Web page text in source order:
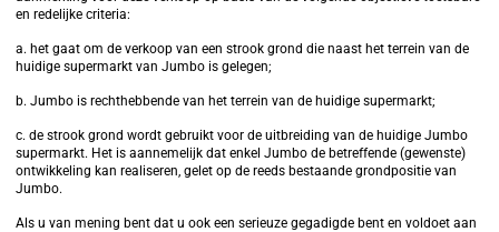
en redelijke criteria:
a. het gaat om de verkoop van een strook grond die naast het terrein van de
huidige supermarkt van Jumbo is gelegen;
b. Jumbo is rechthebbende van het terrein van de huidige supermarkt;
c. de strook grond wordt gebruikt voor de uitbreiding van de huidige Jumbo
supermarkt. Het is aannemelijk dat enkel Jumbo de betreffende (gewenste)
ontwikkeling kan realiseren, gelet op de reeds bestaande grondpositie van
Jumbo.
Als u van mening bent dat u ook een serieuze gegadigde bent en voldoet aan